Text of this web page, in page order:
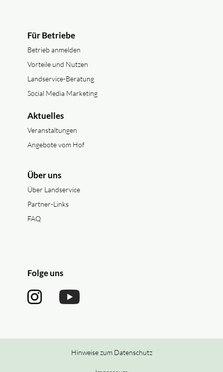
Für Betriebe
Betrieb anmelden
Vorteile und Nutzen
Landservice-Beratung
Social Media Marketing
Aktuelles
Veranstaltungen
Angebote vom Hof
Über uns
Über Landservice
Partner-Links
FAQ
Folge uns
Hinweise zum Datenschutz